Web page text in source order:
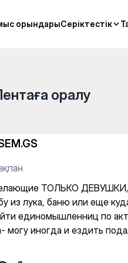
орындарыСеріктестік
орындарыСеріктестік
кто
оралу
ТОЛЬКО ДЕВУШКИ,
из лука, баню или еще
единомышленниц по
могу иногда и ездить